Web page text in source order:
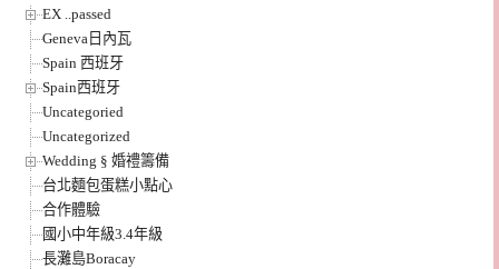
EX ..passed
Geneva日內瓦
Spain 西班牙
Spain西班牙
Uncategoried
Uncategorized
Wedding § 婚禮籌備
台北麵包蛋糕小點心
合作體驗
國小中年級3.4年級
長灘島Boracay